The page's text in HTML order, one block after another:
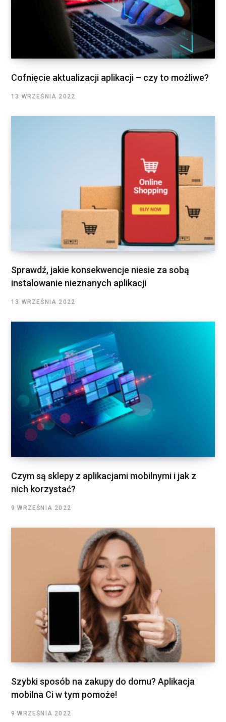
Cofnięcie aktualizacji aplikacji – czy to możliwe?
13 WRZEŚNIA 2022
Sprawdź, jakie konsekwencje niesie za sobą
instalowanie nieznanych aplikacji
13 WRZEŚNIA 2022
Czym są sklepy z aplikacjami mobilnymi i jak z
nich korzystać?
9 WRZEŚNIA 2022
Szybki sposób na zakupy do domu? Aplikacja
mobilna Ci w tym pomoże!
9 WRZEŚNIA 2022